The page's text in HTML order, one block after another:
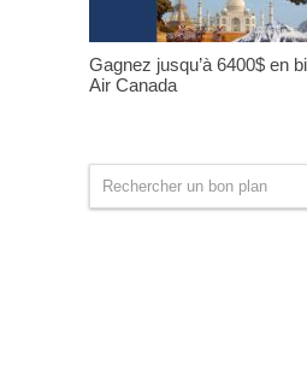
Gagnez jusqu’à 6400$ en
Air Canada